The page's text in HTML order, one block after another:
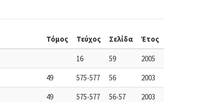
Τόμος Τεύχος Σελίδα Έτος
16 59
2005
49 575-577 56
2003
49 575-577 56-57
2003